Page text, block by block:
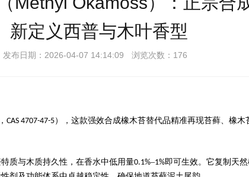
新定义西普与木叶香型
发布日期：2026-04-07 14:14:09 浏览次数：176
， CAS 4707-47-5），这款强效合成橡木苔替代品精准再现苔藓、橡
质与木质持久性，在香水中低用量0.1%–1%即可生效。它复制天